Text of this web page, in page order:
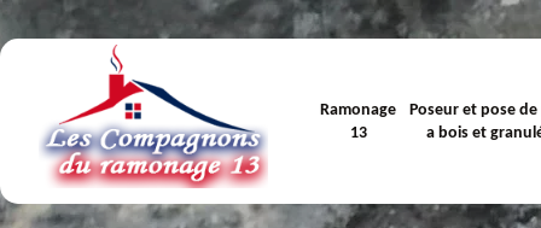
Ramonage
13
Poseur et pose
a bois et